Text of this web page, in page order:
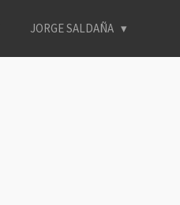
JORGE SALDAÑA